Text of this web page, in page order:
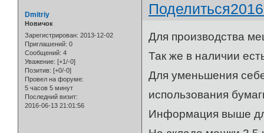
Поделиться
Dmitriy
Новичок
Зарегистрирован: 2013-12-02
Приглашений: 0
Сообщений: 4
Уважение: [+1/-0]
Позитив: [+0/-0]
Провел на форуме:
5 часов 5 минут
Последний визит:
2016-06-13 21:01:56
Для производства
Так же в наличии
Для уменьшения
использования
Информация выше